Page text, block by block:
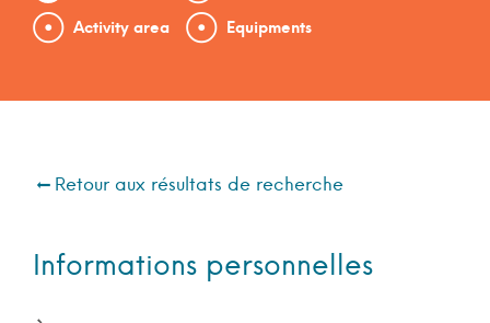
Activity area
Equipments
Retour aux résultats de recherche
Informations personnelles